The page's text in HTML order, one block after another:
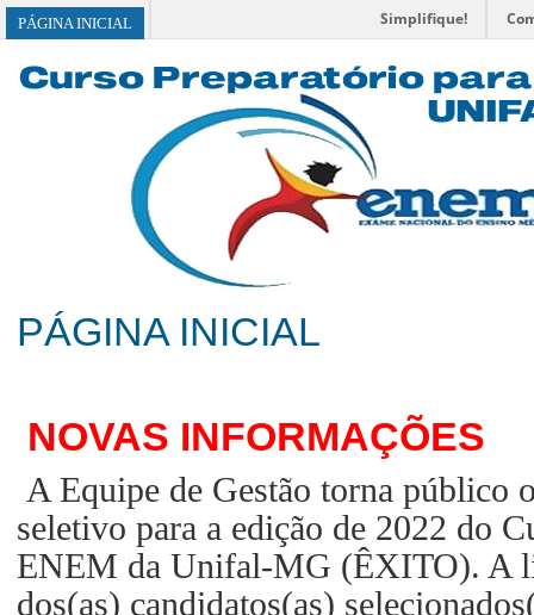
BRASIL Simplifique!
PÁGINA INICIAL
PÁGINA INICIAL
NOVAS INFORMAÇÕES
A Equipe de Gestão torna público
seletivo para a edição de 2022 do
ENEM da Unifal-MG (ÊXITO). A
dos(as) candidatos(as)